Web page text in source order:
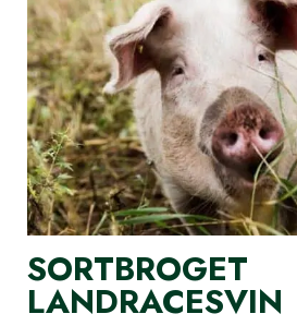
SORTBROGET
LANDRACESVIN